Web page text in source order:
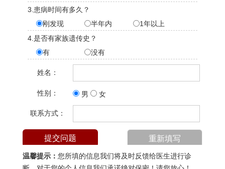
3.患病时间有多久？
刚发现
半年内
1年以上
4.是否有家族遗传史？
有
没有
姓名：
性别： 男 女
联系方式：
温馨提示： 您所填的信息我们将及时反馈给医生进行诊